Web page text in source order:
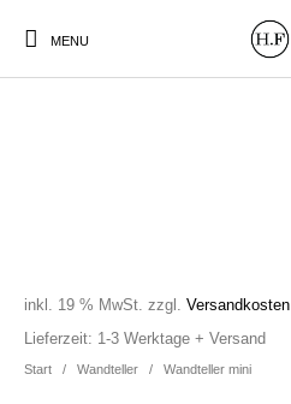
MENU
Gutscheine Kissen
Start / Wandteller / Wandteller mini
inkl. 19 % MwSt. zzgl.Versandkosten
Lieferzeit: 1-3 Werktage + Versand